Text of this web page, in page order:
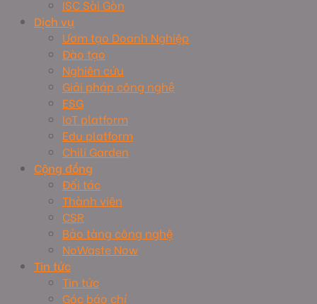
ISC Sài Gòn
Dịch vụ
Ươm tạo Doanh Nghiệp
Đào tạo
Nghiên cứu
Giải pháp công nghệ
ESG
IoT platform
Edu platform
Chili Garden
Cộng đồng
Đối tác
Thành viên
CSR
Bảo tàng công nghệ
NoWaste Now
Tin tức
Tin tức
Góc báo chí